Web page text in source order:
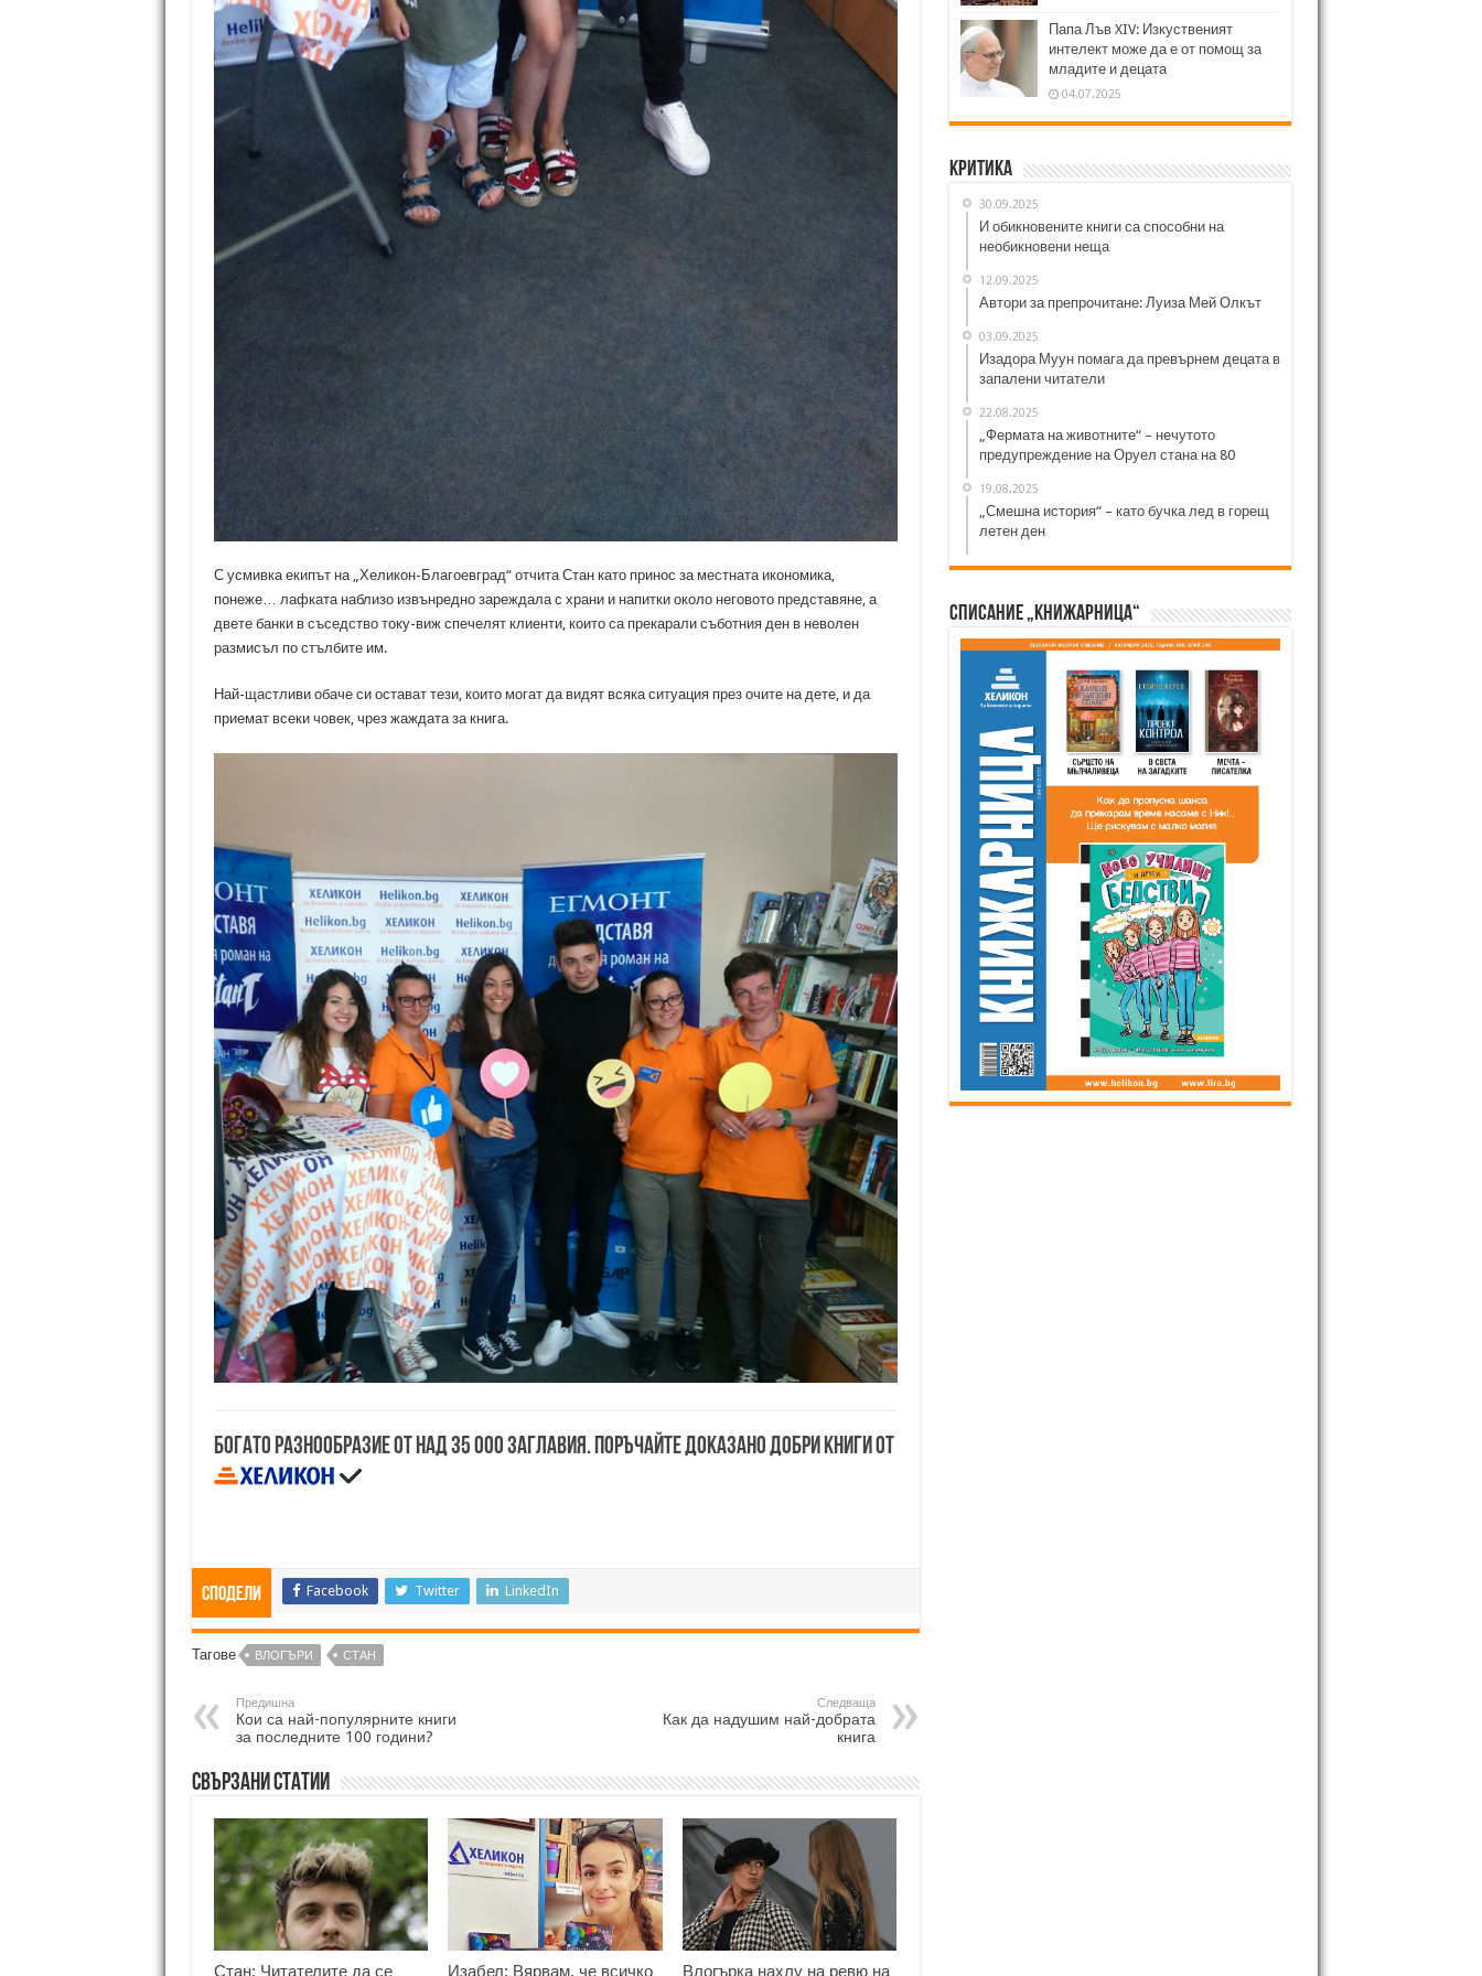
С усмивка екипът на „Хеликон-Благоевград“ отчита Стан като принос за местната икономика,
понеже… лафката наблизо извънредно зареждала с храни и напитки около неговото представяне, а
двете банки в съседство току-виж спечелят клиенти, които са прекарали съботния ден в неволен
размисъл по стълбите им.
Най-щастливи обаче си остават тези, които могат да видят всяка ситуация през очите на дете, и да
приемат всеки човек, чрез жаждата за книга.
Богато разнообразие от над 35 000 заглавия. Поръчайте доказано добри книги от
Сподели Facebook Twitter LinkedIn
Тагове ВЛОГЪРИ СТАН
Предишна
Кои са най-популярните книги
за последните 100 години?
Следваща
Как да надушим най-добрата
книга
Свързани статии
Стан: Читателите да се Изабел: Вярвам, че всичко Влогърка нахлу на ревю на
Папа Лъв XIV: Изкуственият
интелект може да е от помощ за
младите и децата
04.07.2025
Критика
30.09.2025
И обикновените книги са способни на
необикновени неща
12.09.2025
Автори за препрочитане: Луиза Мей Олкът
03.09.2025
Изадора Муун помага да превърнем децата в
запалени читатели
22.08.2025
„Фермата на животните“ – нечутото
предупреждение на Оруел стана на 80
19.08.2025
„Смешна история“ – като бучка лед в горещ
летен ден
Списание „Книжарница“